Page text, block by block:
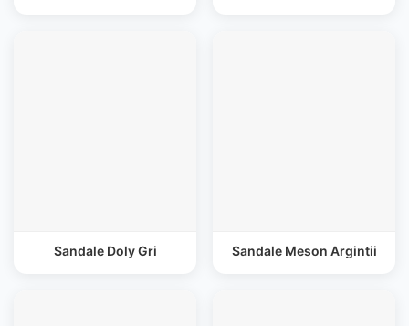
Sandale Doly Gri Sandale Meson Argintii